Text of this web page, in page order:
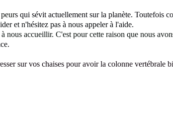
s qui sévit actuellement sur la planète. Toutefois
et n'hésitez pas à nous appeler à l'aide.
nous accueillir. C'est pour cette raison que nous
.
sur vos chaises pour avoir la colonne vertébrale